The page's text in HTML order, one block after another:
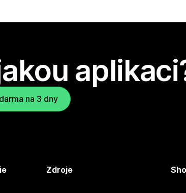
na 3 dny
Zdroje